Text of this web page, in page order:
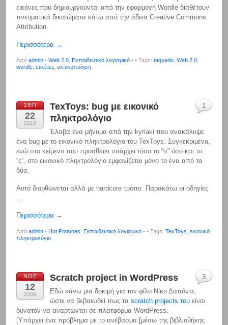
εικόνες που δημιουργούνται από την εφαρμογή Wordle διαθέτουν
πνευματικά δικαιώματα κάτω από την άδεια Creative Commons
Attribution.
Περισσότερα →
Απόadmin • Web 2.0 ,Εκπαιδευτικό λογισμικό • • Tags:tagxedo ,Web 2.0
wordle ,ετικέτες ,οπτικοποίηση
ΣΕΠ
22
2010
TexToys: bug με εικονικό
πληκτρολόγιο
Έλαβα ένα μήνυμα από την kyriaki που ανακάλυψε
ένα bug με το εικονικό πληκτρολόγιο του TexToys. Συγκεκριμένα,
ενώ στο κείμενο που προσθέτει υπάρχει τόσο το “σ” όσο και το
“ς”, στο εικονικό πληκτρολόγιο εμφανίζεται μόνο το ένα από τα
δύο.
Αυτό διορθώνεται αλλά με hardcore τρόπο. Παρακάτω οι οδηγίες
Περισσότερα →
Απόadmin • Hot Potatoes ,Εκπαιδευτικό λογισμικό •
1
• Tags:TexToys ,εικονικό
πληκτρολόγιο
ΝΟΈ
12
2009
Scratch project in WordPress
Εδώ κάνω μια δοκιμή για τον φίλο Νίκο Δαπόντε,
ώστε να βεβαιωθεί πως ταscratch projects του είναι
δυνατόν να αναρτώνται σε πλατφόρμα WordPress.
[Υπάρχει ένα πρόβλημα με το ανέβασμα [μέσω της βιβλιοθήκης
3